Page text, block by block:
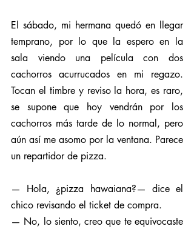
El sábado, mi hermana quedó en llegar
temprano, por lo que la espero en la
sala viendo una película con dos
cachorros acurrucados en mi regazo.
Tocan el timbre y reviso la hora, es raro,
se supone que hoy vendrán por los
cachorros más tarde de lo normal, pero
aún así me asomo por la ventana. Parece
un repartidor de pizza.
— Hola, ¿pizza hawaiana?— dice el
chico revisando el ticket de compra.
— No, lo siento, creo que te equivocaste